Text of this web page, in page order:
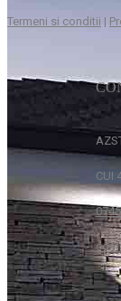
Termeni si conditii |
CUI